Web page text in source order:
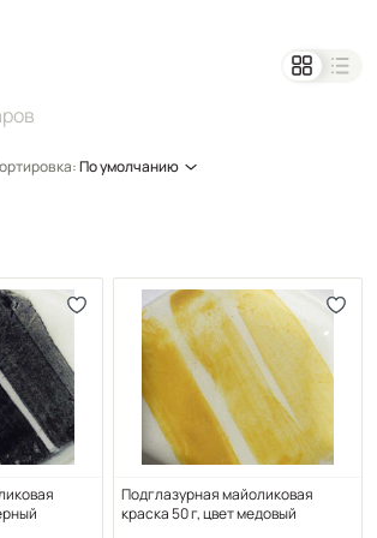
По умолчанию
Подглазурная майоликовая
краска 50 г, цвет медовый